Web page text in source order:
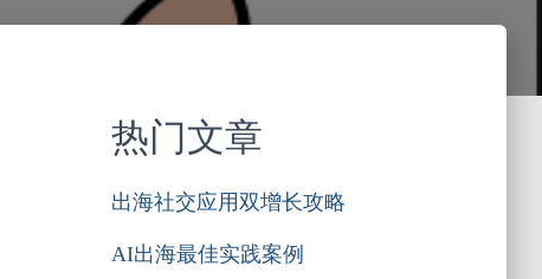
热门文章
出海社交应用双增长攻略
AI出海最佳实践案例